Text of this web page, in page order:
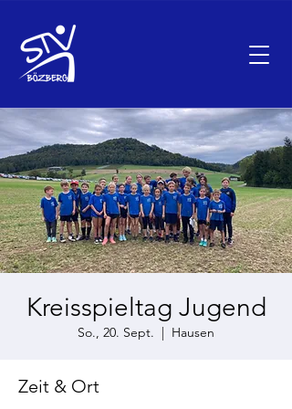
Kreisspieltag Jugend
So., 20. Sept.
  |
Hausen
Zeit & Ort